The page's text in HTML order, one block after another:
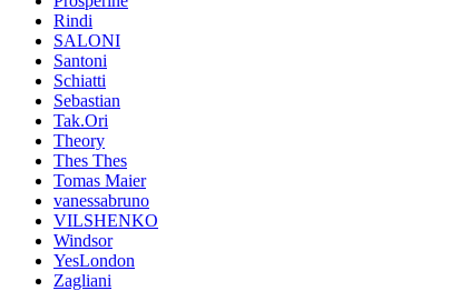
Rindi
SALONI
Santoni
Schiatti
Sebastian
Tak.Ori
Theory
Thes Thes
Tomas Maier
vanessabruno
VILSHENKO
Windsor
YesLondon
Zagliani